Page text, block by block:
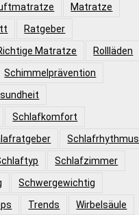
Matratze
Ratgeber
Matratze
Rollläden
Schimmelprävention
Schlafkomfort
Schlafrhythmus
Schlafzimmer
Schwergewichtig
Trends Wirbelsäule